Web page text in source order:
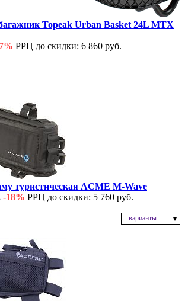
Topeak Urban Basket 24L MTX
РРЦ до скидки: 6 860 руб.
туристическая ACME M-Wave
-18% РРЦ до скидки: 5 760 руб.
- варианты -